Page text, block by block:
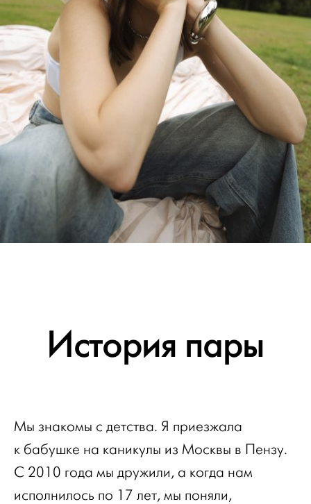
История пары
Мы знакомы с детства. Я приезжала
к бабушке на каникулы из Москвы в Пензу.
С 2010 года мы дружили, а когда нам
исполнилось по 17 лет, мы поняли,